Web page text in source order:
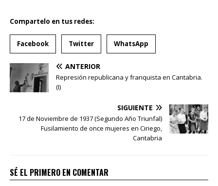
Compartelo en tus redes:
Facebook Twitter WhatsApp
ANTERIOR
Represión republicana y franquista en Cantabria.
(I)
SIGUIENTE
17 de Noviembre de 1937 (Segundo Año Triunfal)
Fusilamiento de once mujeres en Ciriego,
Cantabria
SÉ EL PRIMERO EN COMENTAR